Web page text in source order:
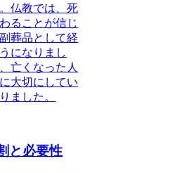
仏教では、死
ることが信じ
葬品として経
になりまし
亡くなった人
大切にしてい
ました。
と必要性